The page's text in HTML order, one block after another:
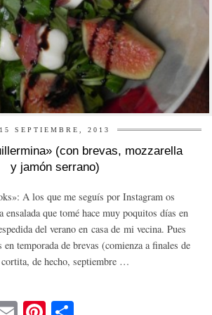
15 SEPTIEMBRE, 2013
(con brevas, mozzarella
y jamón serrano)
A los que me seguís por Instagram os
ensalada que tomé hace muy poquitos días en
del verano en casa de mi vecina. Pues
en temporada de brevas (comienza a finales de
de hecho, septiembre …